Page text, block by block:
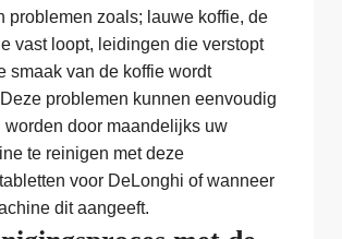
problemen zoals; lauwe koffie, de
vast loopt, leidingen die verstopt
smaak van de koffie wordt
problemen kunnen eenvoudig
worden door maandelijks uw
te reinigen met deze
voor DeLonghi of wanneer
dit aangeeft.